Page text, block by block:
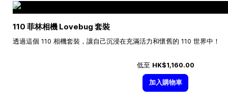
110 菲林相機 Lovebug 套裝
透過這個 110 相機套裝，讓自己沉浸在充滿活力和懷舊的 110 世界中！
低至 HK$1,160.00
加入購物車